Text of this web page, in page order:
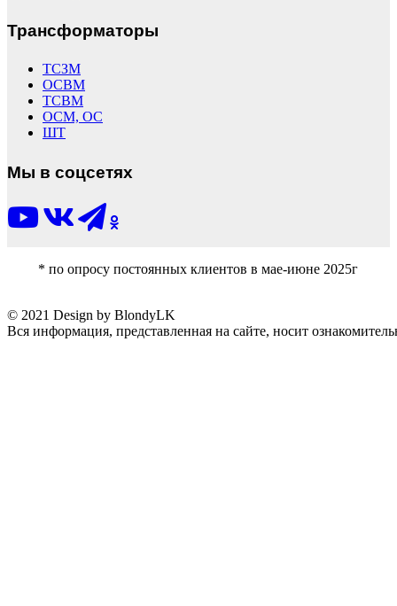
Трансформаторы
ТСЗМ
ОСВМ
ТСВМ
ОСМ, ОС
ШТ
Мы в соцсетях
* по опросу постоянных клиентов в мае-июне 2025г
© 2021 Design by BlondyLK
Вся информация, представленная на сайте, носит